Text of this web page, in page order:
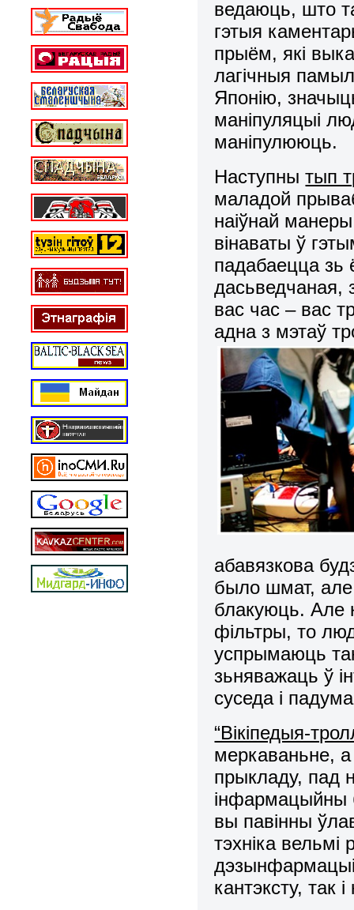
ведаюць, што
гэтыя
прыём, які
лагічныя
Японію,
маніпуляцыі
маніпулююць.
Наступнытып
маладой
наіўнай
вінаваты ў
падабаецца
дасьведчаная,
вас час – вас
адна з мэтаў
абавязкова
было шмат, але
блакуюць. Але
фільтры, то
успрымаюць
зьняважаць ў
суседа і
“Вікіпедыя-
меркаваньне, а
прыкладу, пад
інфармацыйны
вы павінны
тэхніка
кантэксту, так